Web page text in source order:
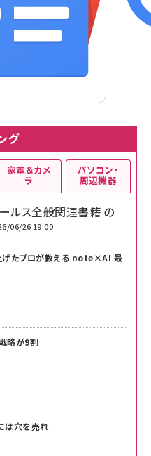
グ
ルス全般関連書籍 の
06/26 19:00
げたプロが教える note×AI 最
略が9割
は穴を売れ
家電＆カメ
ラ
パソコン・
周辺機器